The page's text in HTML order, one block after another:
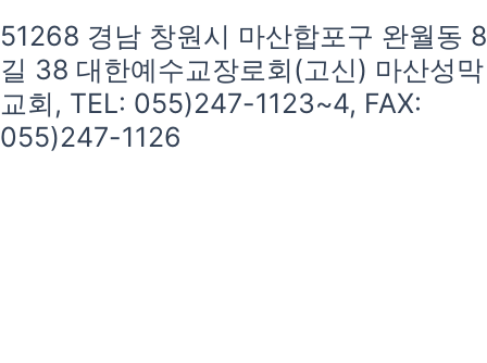
51268 경남 창원시 마산합포구 완월동 8
길 38 대한예수교장로회(고신) 마산성막
교회, TEL: 055)247-1123~4, FAX:
055)247-1126